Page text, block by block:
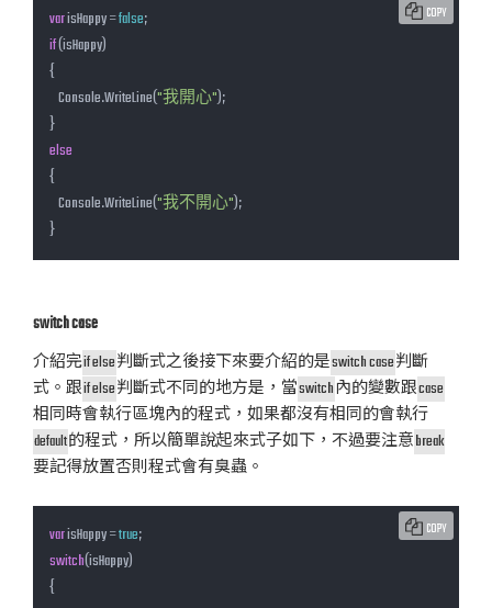
var isHappy = false
if (isHappy)
{
    Console.WriteLine(
"我開心");
else
{
    Console.WriteLine(
"我不開心");
}
COPY
switch case
介紹完if else判斷式之後接下來要介紹的是switch case判斷
式。跟if else判斷式不同的地方是，當switch內的變數跟case
相同時會執行區塊內的程式，如果都沒有相同的會執行
default的程式，所以簡單說起來式子如下，不過要注意break
要記得放置否則程式會有臭蟲。
var isHappy = true
switch(isHappy)
{
COPY